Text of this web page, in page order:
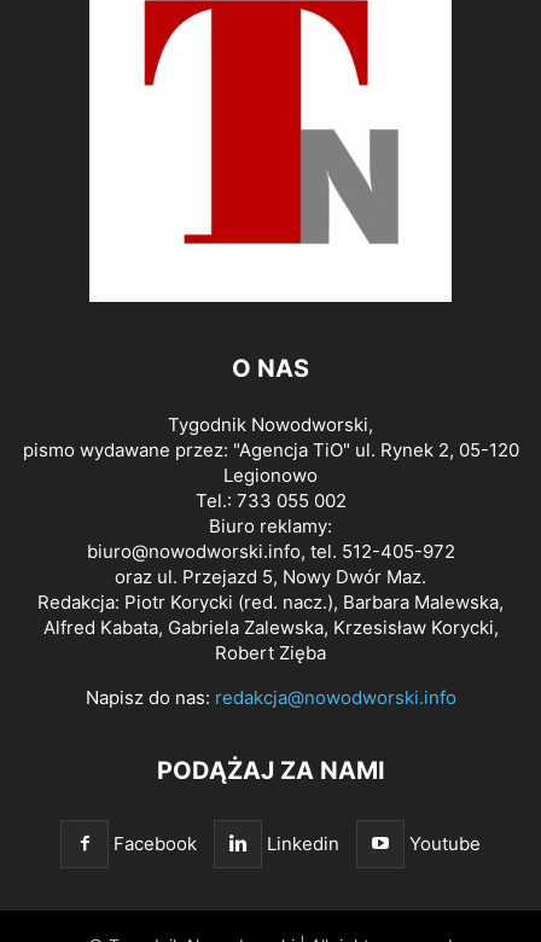
O NAS
Tygodnik Nowodworski,
pismo wydawane przez: "Agencja TiO" ul. Rynek 2, 05-120
Legionowo
Tel.: 733 055 002
Biuro reklamy:
biuro@nowodworski.info, tel. 512-405-972
oraz ul. Przejazd 5, Nowy Dwór Maz.
Redakcja: Piotr Korycki (red. nacz.), Barbara Malewska,
Alfred Kabata, Gabriela Zalewska, Krzesisław Korycki,
Robert Zięba
Napisz do nas: redakcja@nowodworski.info
PODĄŻAJ ZA NAMI
Facebook Linkedin Youtube